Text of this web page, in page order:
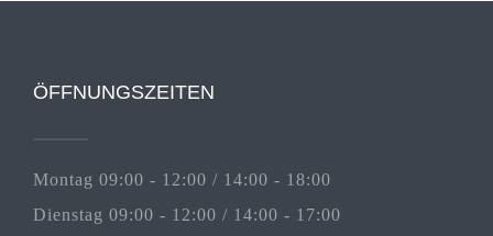
ÖFFNUNGSZEITEN
Montag 09:00 - 12:00 / 14:00 - 18:00
Dienstag 09:00 - 12:00 / 14:00 - 17:00